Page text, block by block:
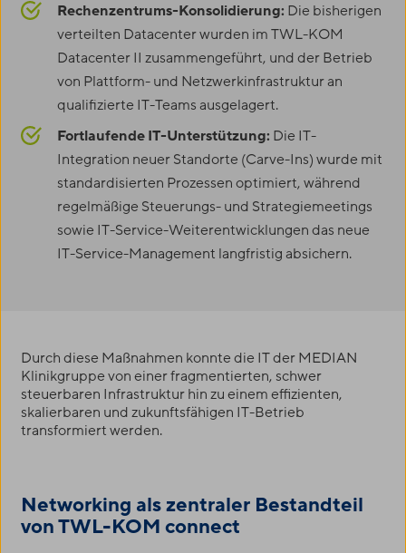
Rechenzentrums-Konsolidierung: Die bisherigen
verteilten Datacenter wurden imTWL-KOM
Datacenter II zusammengeführt, und der Betrieb
von Plattform- und Netzwerkinfrastruktur an
qualifizierte IT-Teams ausgelagert.
Fortlaufende IT-Unterstützung: Die IT-
Integration neuer Standorte (Carve-Ins) wurde mit
standardisierten Prozessen optimiert, während
regelmäßige Steuerungs- und Strategiemeetings
sowie IT-Service-Weiterentwicklungen das neue
IT-Service-Management langfristig absichern.
Durch diese Maßnahmen konnte die IT der MEDIAN
Klinikgruppe von einer fragmentierten, schwer
steuerbaren Infrastruktur hin zu einem effizienten,
skalierbaren und zukunftsfähigen IT-Betrieb
transformiert werden.
Networking als zentraler Bestandteil
vonTWL-KOM connect